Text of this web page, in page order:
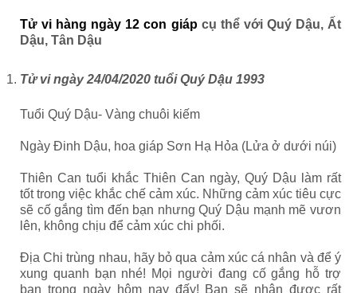
Tử vi hàng ngày 12 con giápcụ thể với Quý Dậu, Ất
Dậu, Tân Dậu
Tử vi ngày 24/04/2020 tuổi Quý Dậu 1993
Tuổi Quý Dậu- Vàng chuôi kiếm
Ngày Đinh Dậu, hoa giáp Sơn Hạ Hỏa (Lửa ở dưới núi)
Thiên Can tuổi khắc Thiên Can ngày, Quý Dậu làm rất
tốt trong việc khắc chế cảm xúc. Những cảm xúc tiêu cực
sẽ cố gắng tìm đến bạn nhưng Quý Dậu mạnh mẽ vươn
lên, không chịu để cảm xúc chi phối.
Địa Chi trùng nhau, hãy bỏ qua cảm xúc cá nhân và để ý
xung quanh bạn nhé! Mọi người đang cố gắng hỗ trợ
bạn trong ngày hôm nay đấy! Bạn sẽ nhận được rất